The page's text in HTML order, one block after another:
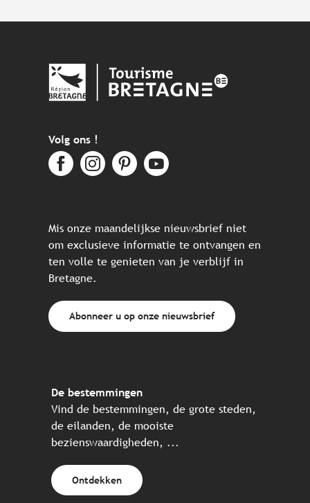
Volg ons !
Mis onze maandelijkse nieuwsbrief niet
om exclusieve informatie te ontvangen en
ten volle te genieten van je verblijf in
Bretagne.
Abonneer u op onze nieuwsbrief
De bestemmingen
Vind de bestemmingen, de grote steden,
de eilanden, de mooiste
bezienswaardigheden, ...
Ontdekken